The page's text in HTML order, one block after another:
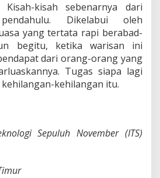
kisah sebenarnya dari
Dikelabui oleh
yang tertata rapi berabad-
begitu, ketika warisan ini
dari orang-orang yang
Tugas siapa lagi
kehilangan itu.
Sepuluh November (ITS)